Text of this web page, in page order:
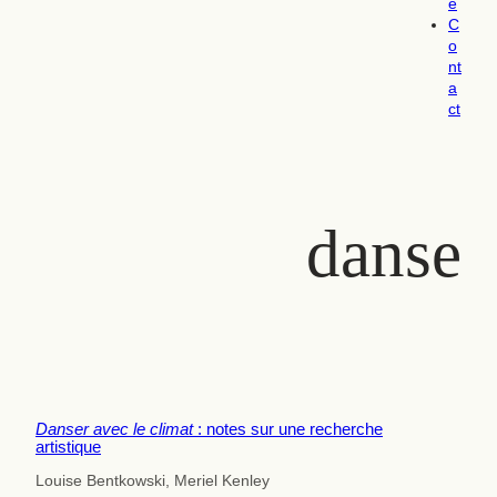
e
C
o
nt
a
ct
danse
Danser avec le climat: notes sur une recherche
artistique
Louise Bentkowski, Meriel Kenley